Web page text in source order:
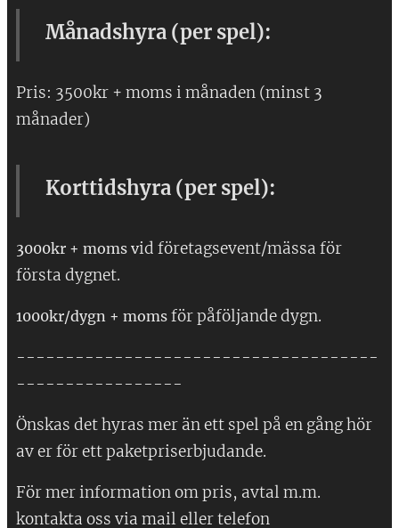
Månadshyra (per spel):
Pris: 3500kr + moms i månaden (minst 3
månader)
Korttidshyra (per spel):
3000kr + moms vid företagsevent/mässa för
första dygnet.
1000kr/dygn + moms för påföljande dygn.
-------------------------------------
-----------------
Önskas det hyras mer än ett spel på en gång hör
av er för ett paketpriserbjudande.
För mer information om pris, avtal m.m.
kontakta oss via mail eller telefon